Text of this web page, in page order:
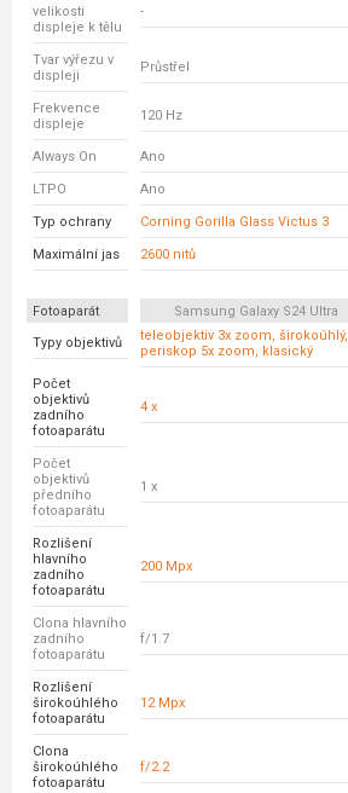
velikosti
displeje k tělu
-
Tvar výřezu v
displeji
Průstřel
Frekvence
displeje
120 Hz
Always On Ano
LTPO Ano
Typ ochrany Corning Gorilla Glass Victus 3
Maximální jas 2600 nitů
Fotoaparát Samsung Galaxy S24 Ultra
Typy objektivů
teleobjektiv 3x zoom, širokoúhlý,
periskop 5x zoom, klasický
Počet
objektivů
zadního
fotoaparátu
4 x
Počet
objektivů
předního
fotoaparátu
1 x
Rozlišení
hlavního
zadního
fotoaparátu
200 Mpx
Clona hlavního
zadního
fotoaparátu
f/1.7
Rozlišení
širokoúhlého
fotoaparátu
12 Mpx
Clona
širokoúhlého
fotoaparátu
f/2.2